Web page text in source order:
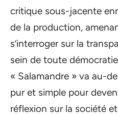
critique sous-jacente
de la production,
s’interroger sur la
sein de toute
« Salamandre » va au-
pur et simple pour
réflexion sur la société